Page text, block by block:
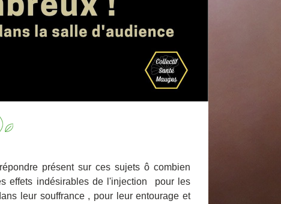
présent sur ces sujets ô combien
effets indésirables de l'injection  pour les
leur souffrance , pour leur entourage et